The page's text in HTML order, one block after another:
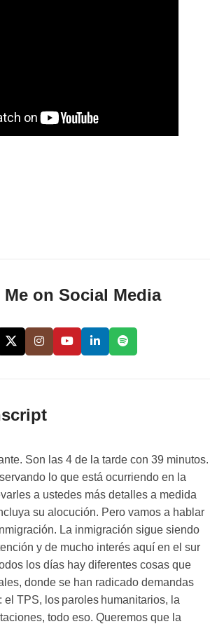
on Social Media
Son las 4 de la tarde con 39 minutos.
lo que está ocurriendo en la
a ustedes más detalles a medida
su alocución. Pero vamos a hablar
La inmigración sigue siendo
y de mucho interés aquí en el sur
los días hay diferentes cosas que
donde se han radicado demandas
el TPS, los paroles humanitarios, la
todo eso. Queremos que la